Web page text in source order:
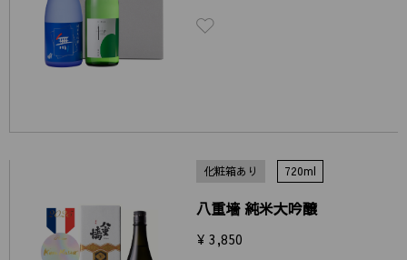
化粧箱あり 720ml
八重墻 純米大吟醸
¥ 3,850